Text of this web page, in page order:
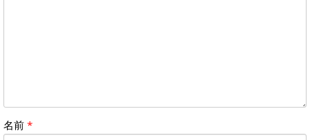
名前 *